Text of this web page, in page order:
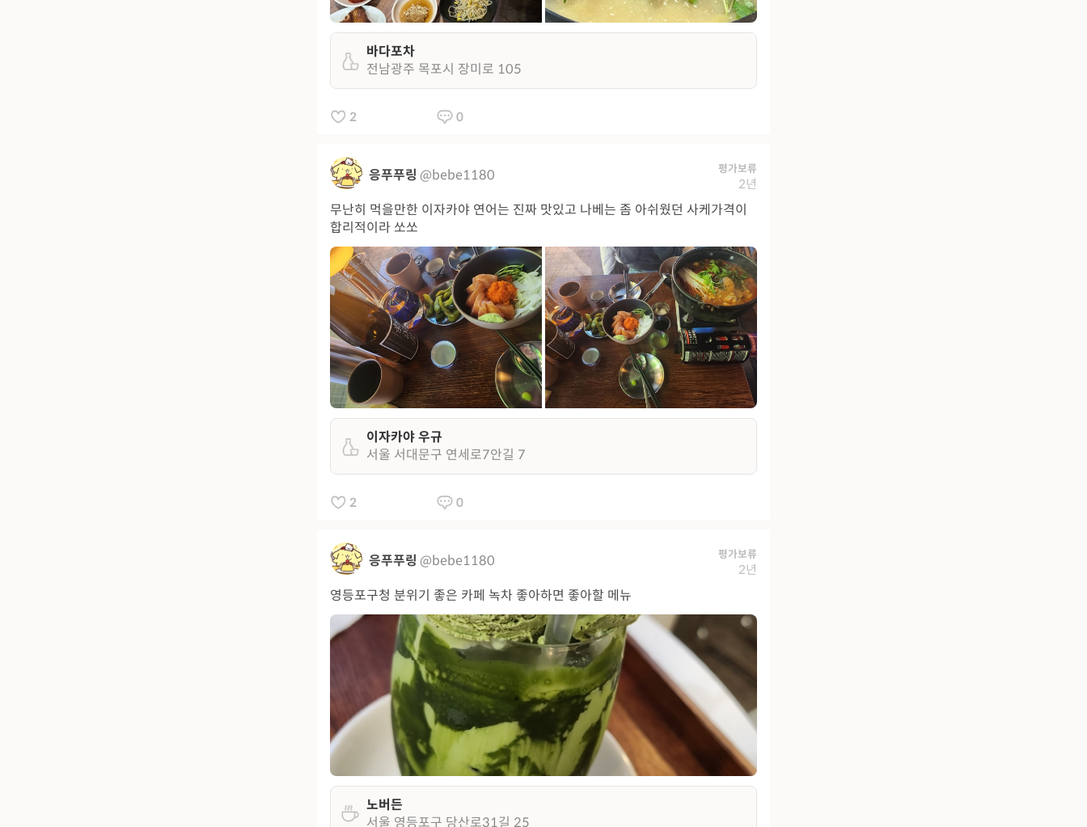
바다포차
전남광주 목포시 장미로 105
2 0
응푸푸링 @bebe1180 평가보류
2년
무난히 먹을만한 이자카야 연어는 진짜 맛있고 나베는 좀 아쉬웠던 사케가격이
합리적이라 쏘쏘
이자카야 우규
서울 서대문구 연세로7안길 7
2 0
응푸푸링 @bebe1180 평가보류
2년
영등포구청 분위기 좋은 카페 녹차 좋아하면 좋아할 메뉴
노버든
서울 영등포구 당산로31길 25